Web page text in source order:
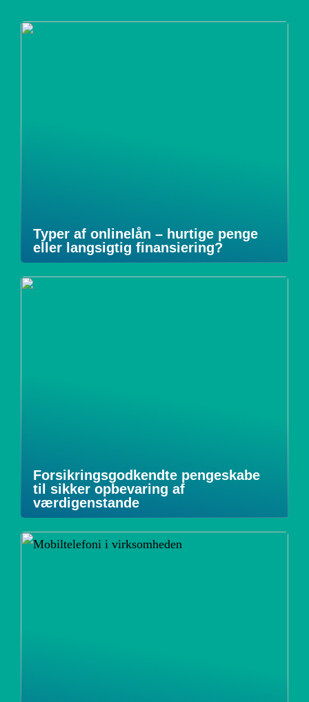
Typer af onlinelån – hurtige penge
eller langsigtig finansiering?
Forsikringsgodkendte pengeskabe
til sikker opbevaring af
værdigenstande